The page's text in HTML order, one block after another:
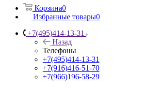
Корзина0
Избранные товары0
+7(495)414-13-31
Назад
Телефоны
+7(495)414-13-31
+7(916)416-51-70
+7(966)196-58-29